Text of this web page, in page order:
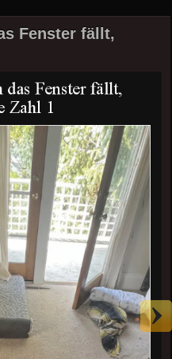
Fenster fällt,